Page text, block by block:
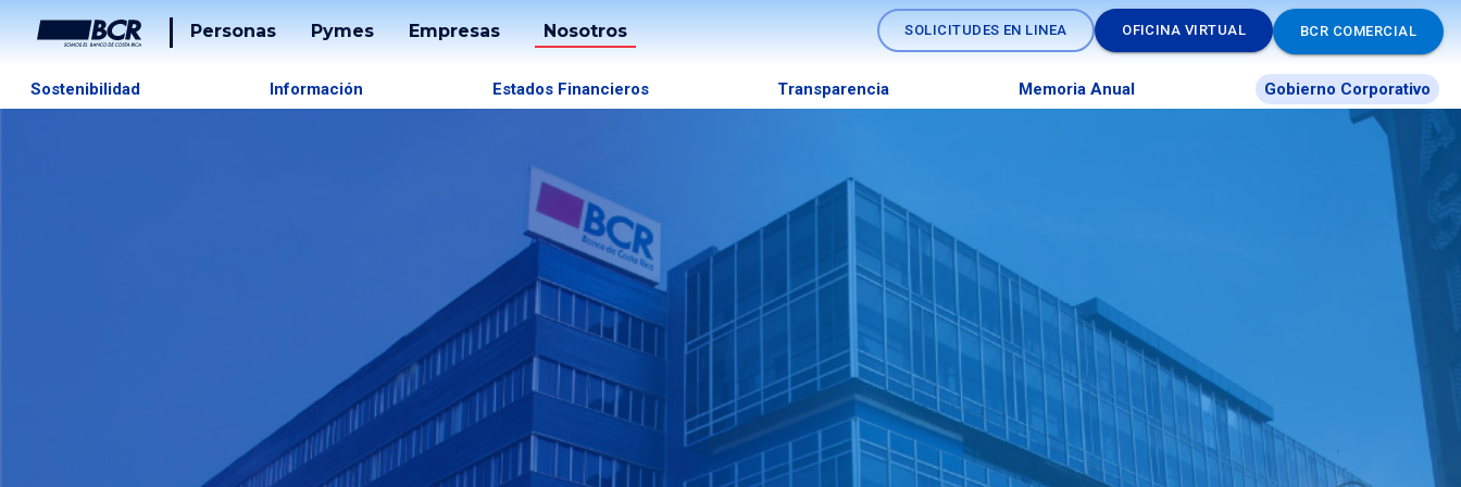
Personas
Tarjetas
Inversiones
Beneficios
Pymes
Préstamos
Pago
Tucán
Empresas
Soluciones
Nómina
Fideicomisos
Comercio
Exterior
Tesorerías
Empresariales
Canales
SINPE
Móvil
Nosotros
Sostenibilidad Información Estados Financieros Transparencia Memoria Anual Gobierno Corporativo
SOLICITUDES EN LINEA OFICINA VIRTUAL BCR COMERCIAL